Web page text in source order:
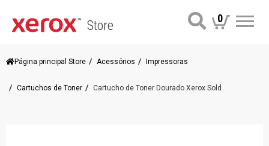
Store 0
Página principal Store Acessórios Impressoras
Cartuchos de Toner Cartucho de Toner Dourado Xerox Sold